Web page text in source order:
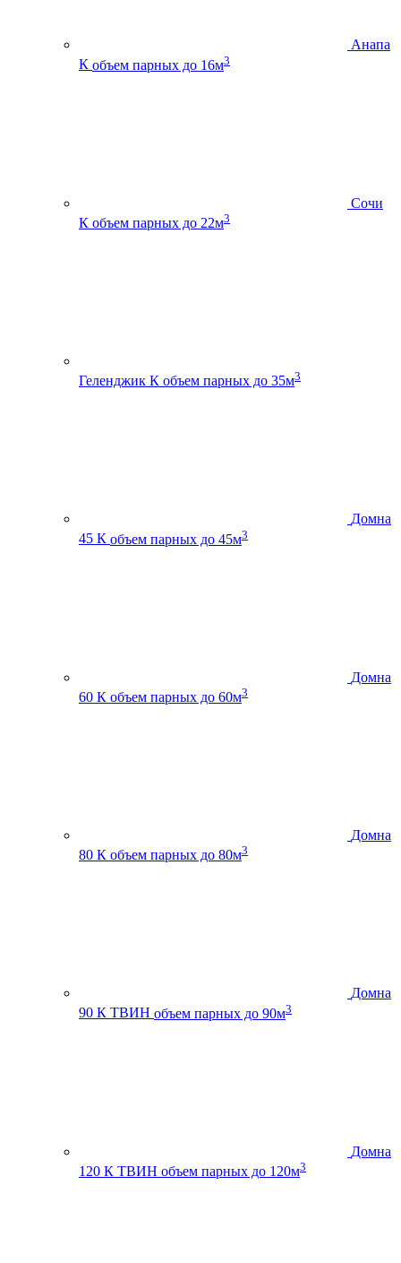
Анапа
К объем парных до 16м3
Сочи
К объем парных до 22м3
Геленджик К объем парных до 35м3
Домна
45 К объем парных до 45м3
Домна
60 К объем парных до 60м3
Домна
80 К объем парных до 80м3
Домна
90 К ТВИН объем парных до 90м3
Домна
120 К ТВИН объем парных до 120м3